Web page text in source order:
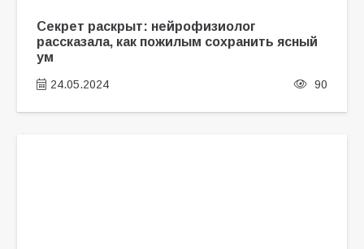
Секрет раскрыт: нейрофизиолог
рассказала, как пожилым сохранить ясный
ум
24.05.2024 90